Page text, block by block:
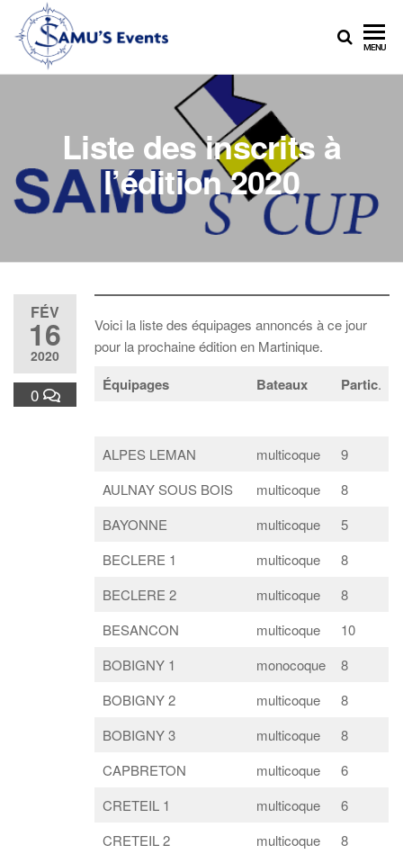
content
VOUS
NAUTIQUE
DES
SAMU
MENU
Liste des inscrits à
l’édition 2020
FÉV
16
2020
0
Voici la liste des équipages annoncés à ce jour
pour la prochaine édition en Martinique.
Équipages Bateaux Partic.
ALPES LEMAN multicoque
9
AULNAY SOUS BOIS
multicoque
8
BAYONNE
multicoque
5
BECLERE 1
multicoque
8
BECLERE 2
multicoque
8
BESANCON
multicoque
10
BOBIGNY 1
monocoque
8
BOBIGNY 2
multicoque
8
BOBIGNY 3
multicoque
8
CAPBRETON
multicoque
6
CRETEIL 1
multicoque
6
CRETEIL 2
multicoque
8